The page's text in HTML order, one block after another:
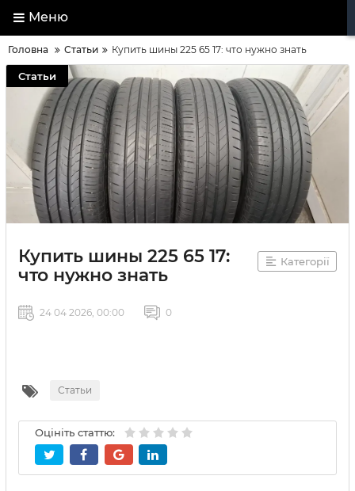
Меню
Головна Статьи Купить шины 225 65 17: что нужно знать
Статьи
Купить шины 225 65 17:
что нужно знать
Категорії
24 04 2026, 00:00 0
Статьи
Оцініть статтю: